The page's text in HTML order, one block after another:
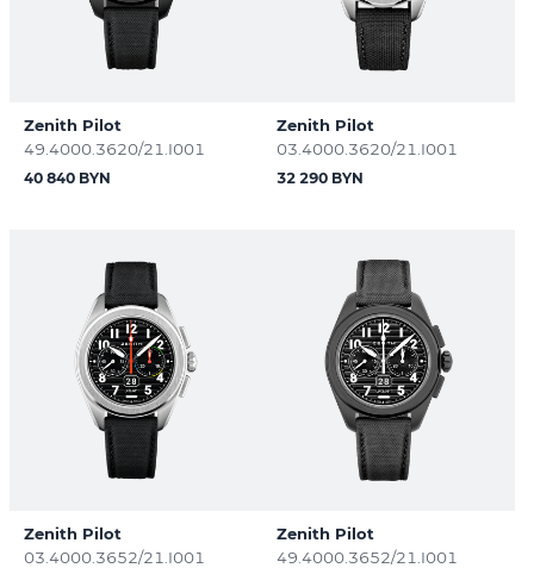
Zenith Pilot
49.4000.3620/21.I001
40 840 BYN
Zenith Pilot
03.4000.3620/21.I001
32 290 BYN
Zenith Pilot
03.4000.3652/21.I001
Zenith Pilot
49.4000.3652/21.I001